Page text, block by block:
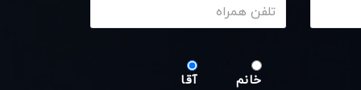
خانم
آقا